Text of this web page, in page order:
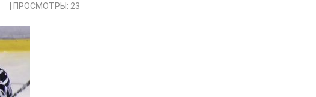
| ПРОСМОТРЫ: 23